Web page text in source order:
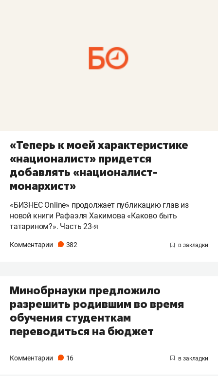
«Теперь к моей характеристике
«националист» придется
добавлять «националист-
монархист»
«БИЗНЕС Online» продолжает публикацию глав из
новой книги Рафаэля Хакимова «Каково быть
татарином?». Часть 23-я
Комментарии 382
​Минобрнауки предложило
разрешить родившим во время
обучения студенткам
переводиться на бюджет
Комментарии 16